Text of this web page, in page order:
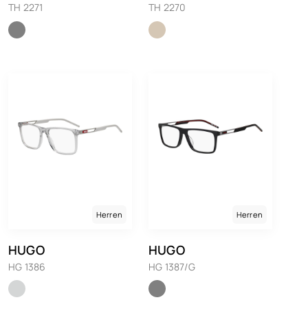
TH 2271 TH 2270
Herren
HUGO
HG 1386
Herren
HUGO
HG 1387/G